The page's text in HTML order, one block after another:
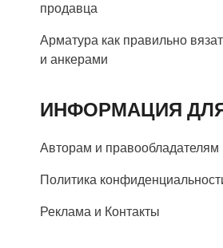
продавца
Арматура как правильно
и анкерами
ИНФОРМАЦИЯ
Авторам и правообладателям
Политика
Реклама и Контакты